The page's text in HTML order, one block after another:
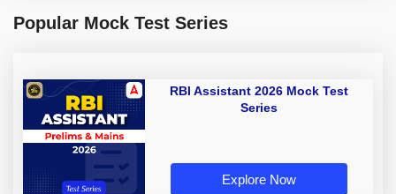
Popular Mock Test Series
RBI Assistant 2026 Mock Test
Series
Explore Now